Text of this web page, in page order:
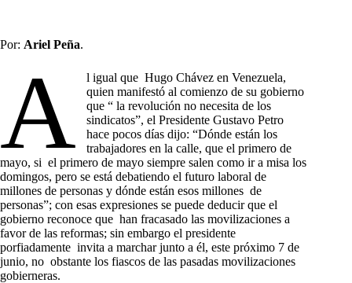
Por: Ariel Peña.
A
l igual que Hugo Chávez en Venezuela,
quien manifestó al comienzo de su gobierno
que “ la revolución no necesita de los
sindicatos”, el Presidente Gustavo Petro
hace pocos días dijo: “Dónde están los
trabajadores en la calle, que el primero de
mayo, si el primero de mayo siempre salen como ir a misa los
domingos, pero se está debatiendo el futuro laboral de
millones de personas y dónde están esos millones de
personas”; con esas expresiones se puede deducir que el
gobierno reconoce que han fracasado las movilizaciones a
favor de las reformas; sin embargo el presidente
porfiadamente invita a marchar junto a él, este próximo 7 de
junio, no obstante los fiascos de las pasadas movilizaciones
gobierneras.